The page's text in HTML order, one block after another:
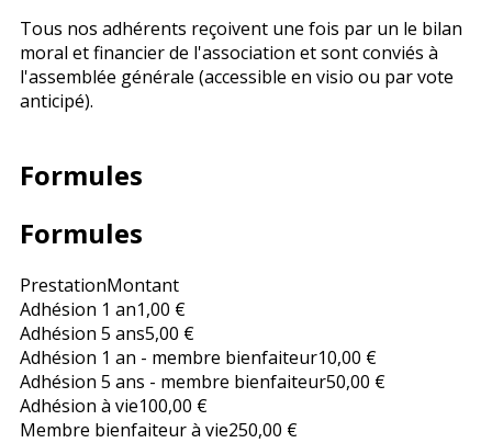
Tous nos adhérents reçoivent une fois par un le bilan
moral et financier de l'association et sont conviés à
l'assemblée générale (accessible en visio ou par vote
anticipé).
Formules
Formules
PrestationMontant
Adhésion 1 an1,00 €
Adhésion 5 ans5,00 €
Adhésion 1 an - membre bienfaiteur10,00 €
Adhésion 5 ans - membre bienfaiteur50,00 €
Adhésion à vie100,00 €
Membre bienfaiteur à vie250,00 €